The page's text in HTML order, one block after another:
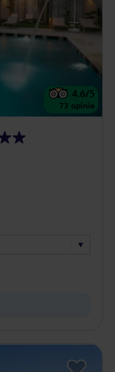
4.6/5
73 opinie